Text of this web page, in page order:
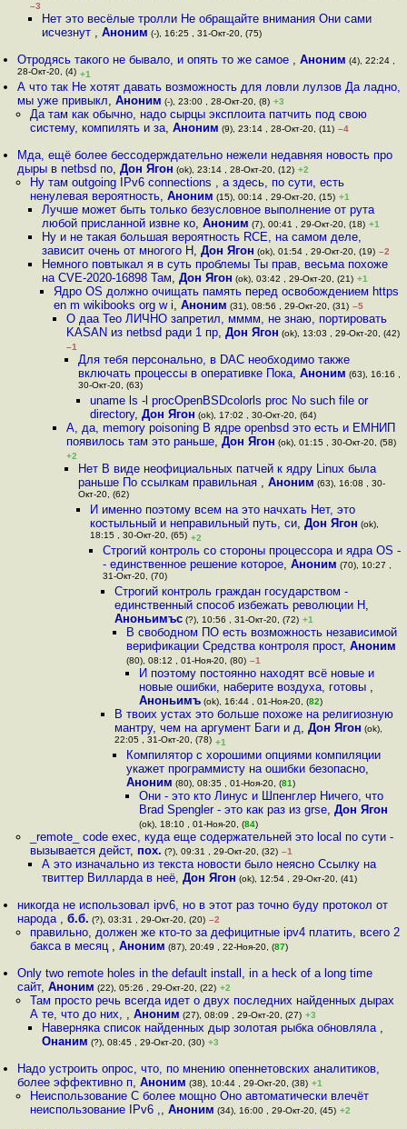
–3
Нет это весёлые тролли Не обращайте внимания Они сами
исчезнут , Аноним (-), 16:25 , 31-Окт-20, (75)
Отродясь такого не бывало, и опять то же самое ,Аноним (4), 22:24 ,
28-Окт-20, (4) +1
А что так Не хотят давать возможность для ловли лулзов Да ладно,
мы уже привыкл,Аноним (-), 23:00 , 28-Окт-20, (8) +3
Да там как обычно, надо сырцы эксплоита патчить под свою
систему, компилять и за, Аноним (9), 23:14 , 28-Окт-20, (11) –4
Мда, ещё более бессодерждательно нежели недавняя новость про
дыры в netbsd по,Дон Ягон (ok), 23:14 , 28-Окт-20, (12) +2
Ну там outgoing IPv6 connections , а здесь, по сути, есть
ненулевая вероятность, Аноним (15), 00:14 , 29-Окт-20, (15) +1
Лучше может быть только безусловное выполнение от рута
любой присланной извне ко, Аноним (7), 00:41 , 29-Окт-20, (18) +1
Ну и не такая большая вероятность RCE, на самом деле,
зависит очень от многого Н, Дон Ягон (ok), 01:54 , 29-Окт-20, (19) –2
Немного повтыкал я в суть проблемы Ты прав, весьма похоже
на CVE-2020-16898 Там, Дон Ягон (ok), 03:42 , 29-Окт-20, (21) +1
Ядро OS должно очищать память перед освобождением https
en m wikibooks org w i,Аноним (31), 08:56 , 29-Окт-20, (31) –5
О даа Тео ЛИЧНО запретил, мммм, не знаю, портировать
KASAN из netbsd ради 1 пр, Дон Ягон (ok), 13:03 , 29-Окт-20, (42)
–1
Для тебя персонально, в DAC необходимо также
включать процессы в оперативке Пока, Аноним (63), 16:16 ,
30-Окт-20, (63)
uname ls -l procOpenBSDcolorls proc No such file or
directory,Дон Ягон (ok), 17:02 , 30-Окт-20, (64)
А, да, memory poisoning В ядре openbsd это есть и ЕМНИП
появилось там это раньше, Дон Ягон (ok), 01:15 , 30-Окт-20, (58)
+2
Нет В виде неофициальных патчей к ядру Linux была
раньше По ссылкам правильная , Аноним (63), 16:08 , 30-
Окт-20, (62)
И именно поэтому всем на это начхать Нет, это
костыльный и неправильный путь, си,Дон Ягон (ok),
18:15 , 30-Окт-20, (65) +2
Строгий контроль со стороны процессора и ядра OS -
- единственное решение которое, Аноним (70), 10:27 ,
31-Окт-20, (70)
Строгий контроль граждан государством -
единственный способ избежать революции Н,
Аноньимъс(?), 10:56 , 31-Окт-20, (72) +1
В свободном ПО есть возможность независимой
верификации Средства контроля прост,Аноним
(80), 08:12 , 01-Ноя-20, (80) –1
И поэтому постоянно находят всё новые и
новые ошибки, наберите воздуха, готовы ,
Аноньимъ(ok), 16:44 , 01-Ноя-20, (82)
В твоих устах это больше похоже на религиозную
мантру, чем на аргумент Баги и д, Дон Ягон (ok),
22:05 , 31-Окт-20, (78) +1
Компилятор с хорошими опциями компиляции
укажет программисту на ошибки безопасно,
Аноним (80), 08:35 , 01-Ноя-20, (81)
Они - это кто Линус и Шпенглер Ничего, что
Brad Spengler - это как раз из grse, Дон Ягон
(ok), 18:10 , 01-Ноя-20, (84)
_remote_ code exec, куда еще содержательней это local по сути -
вызывается дейст, пох. (?), 09:31 , 29-Окт-20, (32) –1
А это изначально из текста новости было неясно Ссылку на
твиттер Вилларда в неё, Дон Ягон (ok), 12:54 , 29-Окт-20, (41)
никогда не использовал ipv6, но в этот раз точно буду протокол от
народа ,б.б. (?), 03:31 , 29-Окт-20, (20) –2
правильно, должен же кто-то за дефицитные ipv4 платить, всего 2
бакса в месяц , Аноним (87), 20:49 , 22-Ноя-20, (87)
Only two remote holes in the default install, in a heck of a long time
сайт,Аноним (22), 05:26 , 29-Окт-20, (22) +2
Там просто речь всегда идет о двух последних найденных дырах
А те, что до них, , Аноним (27), 08:09 , 29-Окт-20, (27) +3
Наверняка список найденных дыр золотая рыбка обновляла ,
Онаним (?), 08:45 , 29-Окт-20, (30) +3
Надо устроить опрос, что, по мнению опеннетовских аналитиков,
более эффективно п,Аноним (38), 10:44 , 29-Окт-20, (38) +1
Неиспользование C более мощно Оно автоматически влечёт
неиспользование IPv6 ,, Аноним (34), 16:00 , 29-Окт-20, (45) +2